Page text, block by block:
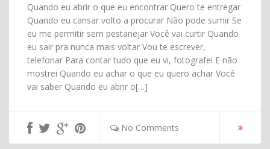
Quando eu abrir o que eu encontrar Quero te entregar
Quando eu cansar volto a procurar Não pode sumir Se
eu me permitir sem pestanejar Você vai curtir Quando
eu sair pra nunca mais voltar Vou te escrever,
telefonar Para contar tudo que eu vi, fotografei E não
mostrei Quando eu achar o que eu quero achar Você
vai saber Quando eu abrir o[…]
No Comments